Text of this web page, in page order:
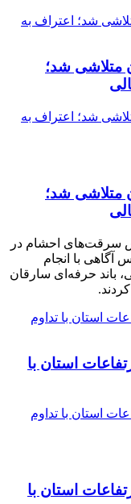
متلاشی شد؛
متلاشی شد؛
سرقت‌های احشام در
آگاهی با انجام
باند حرفه‌ای سارقان
استان با
استان با